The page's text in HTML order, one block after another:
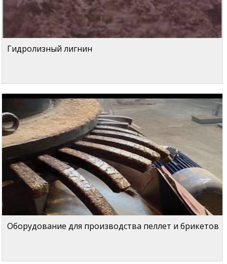
Гидролизный лигнин
Оборудование для производства пеллет и брикетов